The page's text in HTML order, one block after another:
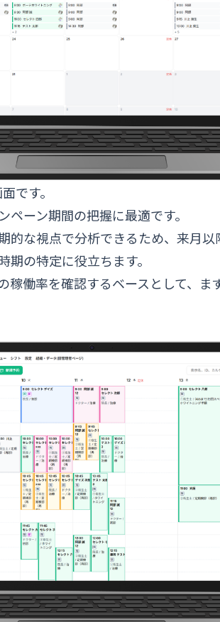
です。
ーン期間の把握に最適です。
的な視点で分析できるため、来月
の特定に役立ちます。
稼働率を確認するベースとして、ま